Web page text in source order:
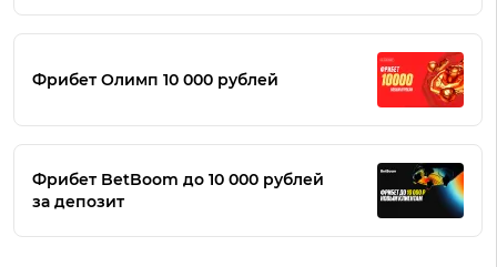
Фрибет Олимп 10 000 рублей
Фрибет BetBoom до 10 000 рублей
за депозит